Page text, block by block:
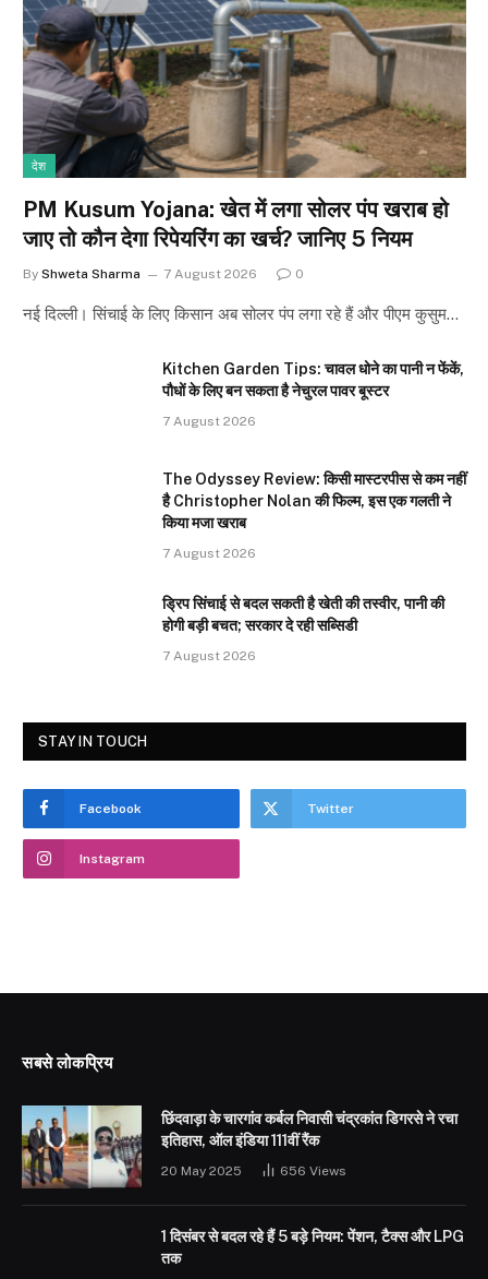
देश
PM Kusum Yojana: खेत में लगा सोलर पंप खराब हो
जाए तो कौन देगा रिपेयरिंग का खर्च? जानिए 5 नियम
By Shweta Sharma 7 August 2026 0
नई दिल्ली। सिंचाई के लिए किसान अब सोलर पंप लगा रहे हैं और पीएम कुसुम…
Kitchen Garden Tips: चावल धोने का पानी न फेंकें,
पौधों के लिए बन सकता है नेचुरल पावर बूस्टर
7 August 2026
The Odyssey Review: किसी मास्टरपीस से कम नहीं
है Christopher Nolan की फिल्म, इस एक गलती ने
किया मजा खराब
7 August 2026
ड्रिप सिंचाई से बदल सकती है खेती की तस्वीर, पानी की
होगी बड़ी बचत; सरकार दे रही सब्सिडी
7 August 2026
STAY IN TOUCH
Facebook Twitter
Instagram
सबसे लोकप्रिय
छिंदवाड़ा के चारगांव कर्बल निवासी चंद्रकांत डिगरसे ने रचा
इतिहास, ऑल इंडिया 111वीं रैंक
20 May 2025 656 Views
1 दिसंबर से बदल रहे हैं 5 बड़े नियम: पेंशन, टैक्स और LPG
तक